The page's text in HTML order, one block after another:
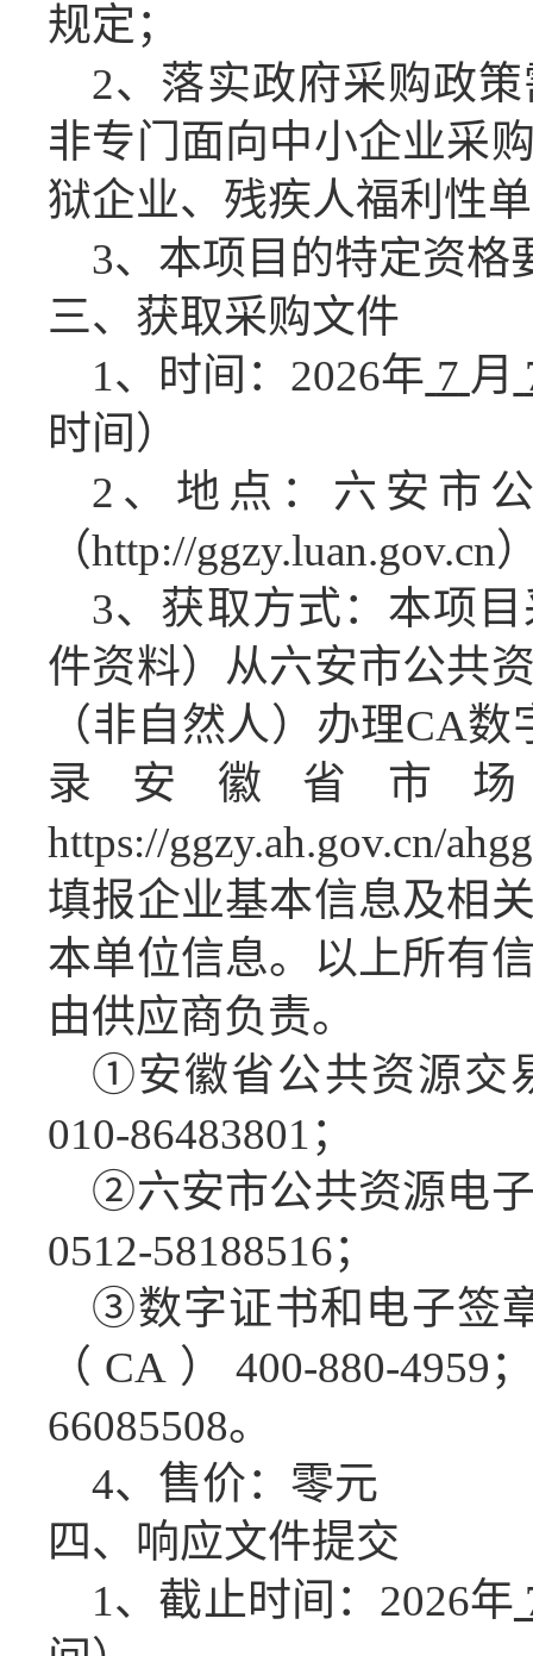
规定；
2、落实政府采购政
非专门面向中小企业采
狱企业、残疾人福利性
3、本项目的特定资格
三、获取采购文件
1、时间： 2026年 7 月
时间）
2、地点：六安市
（http://ggzy.luan.gov.cn
3、获取方式： 本项目
件资料）从六安市公共
（非自然人）办理CA数
录安徽省市
https://ggzy.ah.gov.cn/
填报企业基本信息及相
本单位信息。以上所有
由供应商负责。
①安徽省公共资源交
010-86483801；
②六安市公共资源电
0512-58188516；
③数字证书和电子签
（CA）400-880-
66085508。
4、售价：零元
四、响应文件提交
1、截止时间： 2026年